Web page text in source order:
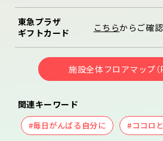
東急プラザ
ギフトカード
こちらからご確認
施設全体フロアマップ（
関連キーワード
#毎日がんばる自分に #ココロ